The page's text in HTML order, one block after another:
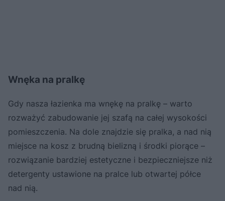
Wnęka na pralkę
Gdy nasza łazienka ma wnękę na pralkę – warto
rozważyć zabudowanie jej szafą na całej wysokości
pomieszczenia. Na dole znajdzie się pralka, a nad nią
miejsce na kosz z brudną bielizną i środki piorące –
rozwiązanie bardziej estetyczne i bezpieczniejsze niż
detergenty ustawione na pralce lub otwartej półce
nad nią.